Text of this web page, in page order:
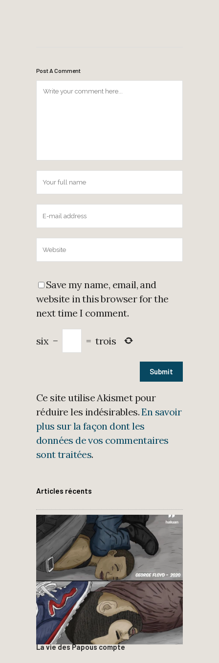
Post A Comment
Save my name, email, and
website in this browser for the
next time I comment.
six − = trois
Ce site utilise Akismet pour
réduire les indésirables.En savoir
plus sur la façon dont les
données de vos commentaires
sont traitées.
Articles récents
La vie des Papous compte